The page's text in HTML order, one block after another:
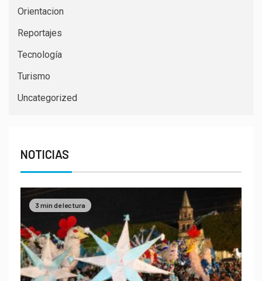
Orientacion
Reportajes
Tecnología
Turismo
Uncategorized
NOTICIAS
3 min de lectura